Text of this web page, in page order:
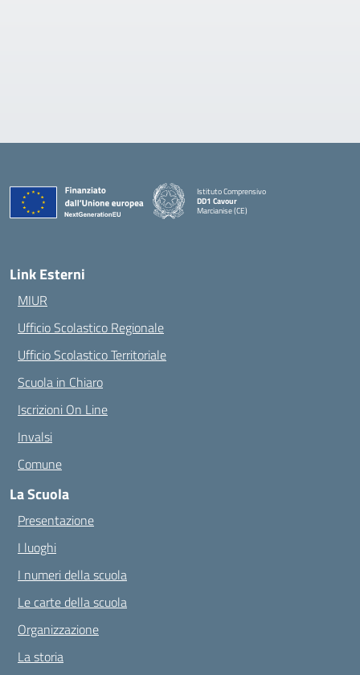
Istituto Comprensivo
DD1 Cavour
Marcianise (CE)
Link Esterni
MIUR
Ufficio Scolastico Regionale
Ufficio Scolastico Territoriale
Scuola in Chiaro
Iscrizioni On Line
Invalsi
Comune
La Scuola
Presentazione
I luoghi
I numeri della scuola
Le carte della scuola
Organizzazione
La storia